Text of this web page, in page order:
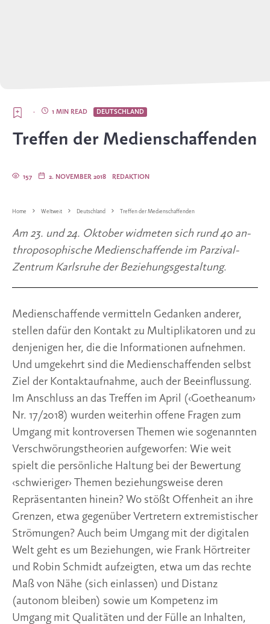
DEUTSCHLAND
1 MIN READ
·
Treffen der Medienschaffenden
REDAKTION
2. NOVEMBER 2018
157
Home Weltweit Deutschland Treffen der Medienschaffenden
Am 23. und 24. Oktober widmeten sich rund 40 an­
throposophische Medienschaffende im Parzival-
Zentrum Karlsruhe der Beziehungsgestaltung.
Medienschaffende vermitteln Gedanken anderer,
stellen dafür den Kontakt zu Multiplikatoren und zu
denjenigen her, die die Informationen aufnehmen.
Und umgekehrt sind die Medienschaffenden selbst
Ziel der Kontaktaufnahme, auch der Beeinflussung.
Im Anschluss an das Treffen im April (‹Goetheanum›
Nr. 17/2018) wurden weiterhin offene Fragen zum
Umgang mit kontroversen Themen wie sogenannten
Verschwörungstheorien aufgeworfen: Wie weit
spielt die persönliche Haltung bei der Bewertung
‹schwieriger› Themen beziehungsweise deren
Repräsentanten hinein? Wo stößt Offenheit an ihre
Grenzen, etwa gegenüber Vertretern extremistischer
Strömungen? Auch beim Umgang mit der digitalen
Welt geht es um Beziehungen, wie Frank Hörtreiter
und Robin Schmidt aufzeigten, etwa um das rechte
Maß von Nähe (sich einlassen) und Distanz
(autonom bleiben) sowie um Kompetenz im
Umgang mit Qualitäten und der Fülle an Inhalten,